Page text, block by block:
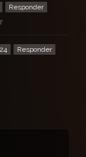
Responder
Responder